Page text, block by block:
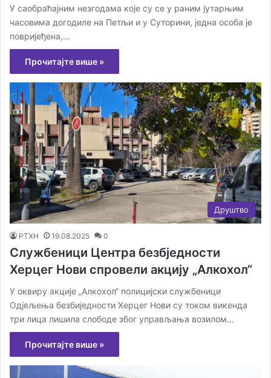
У саобраћајним незгодама које су се у раним јутарњим
часовима догодиле на Петљи и у Суторини, једна особа је
повријеђена,…
Прочитајте више »
Друштво
РТХН 19.08.2025 0
Службеници Центра безбједности
Херцег Нови спровели акцију „Алкохол“
У оквиру акције „Алкохол“ полицијски службеници
Одјељења безбиједности Херцег Нови су током викенда
три лица лишила слободе због управљања возилом…
Прочитајте више »